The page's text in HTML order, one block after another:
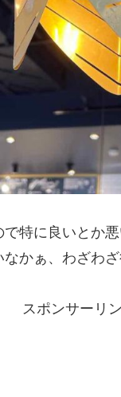
特に良いとか
かぁ、わざわ
スポンサーリ